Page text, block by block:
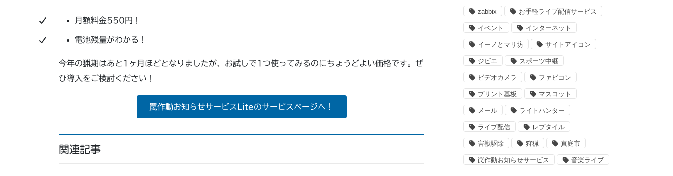
月額料金550円！
電池残量がわかる！
今年の猟期はあと1ヶ月ほどとなりましたが、お試しで1つ使ってみるのにちょうどよい価格です。ぜ
ひ導入をご検討ください！
罠作動お知らせサービスLiteのサービスページへ！
関連記事
zabbix お手軽ライブ配信サービス
イベント インターネット
イーノとマリ坊 サイトアイコン
ジビエ スポーツ中継
ビデオカメラ ファビコン
プリント基板 マスコット
メール ライトハンター
ライブ配信 レプタイル
害獣駆除 狩猟 真庭市
罠作動お知らせサービス 音楽ライブ